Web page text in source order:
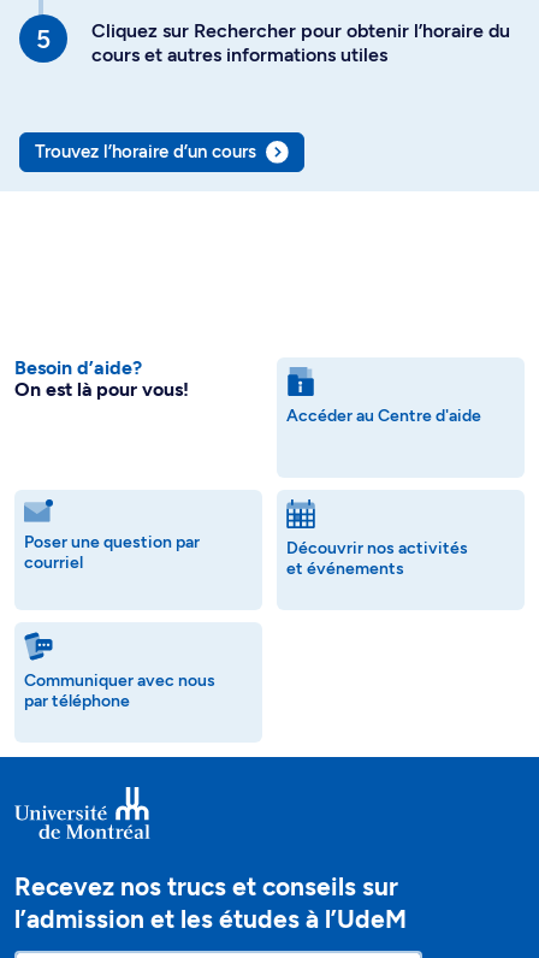
Cliquez sur Rechercher pour obtenir l’horaire du
cours et autres informations utiles
Trouvez l’horaire d’un cours
Besoin d’aide?
On est là pour vous!
Accéder au Centre d'aide
Poser une question par
courriel
Découvrir nos activités
et événements
Communiquer avec nous
par téléphone
Recevez nos trucs et conseils sur
l’admission et les études à l’UdeM